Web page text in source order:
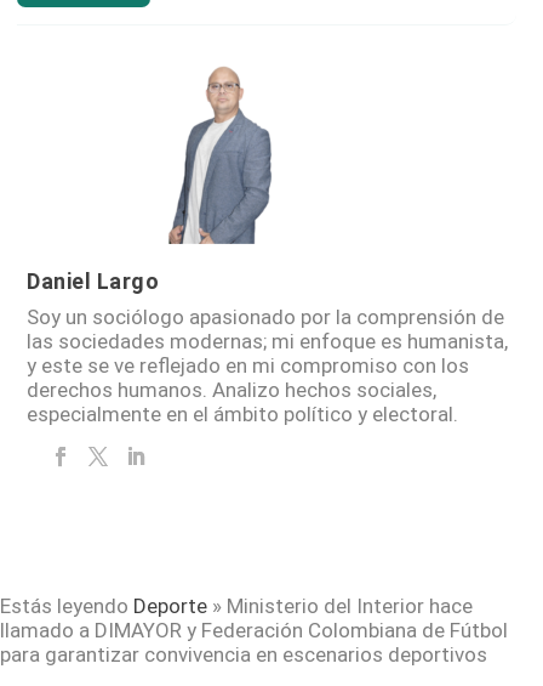
Daniel Largo
Soy un sociólogo apasionado por la comprensión de
las sociedades modernas; mi enfoque es humanista,
y este se ve reflejado en mi compromiso con los
derechos humanos. Analizo hechos sociales,
especialmente en el ámbito político y electoral.
Estás leyendo Deporte » Ministerio del Interior hace
llamado a DIMAYOR y Federación Colombiana de Fútbol
para garantizar convivencia en escenarios deportivos